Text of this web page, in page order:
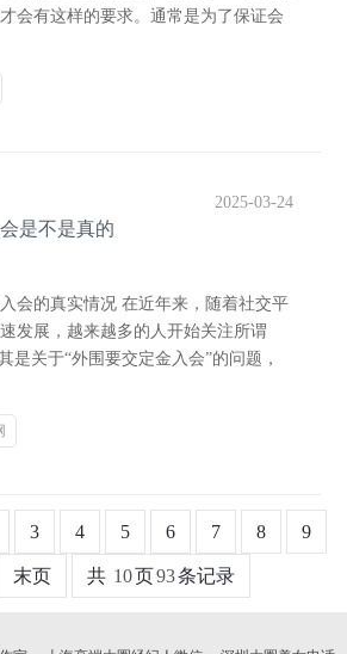
会有这样的要求。通常是为了保证会
是不是真的
2025-03-24
会的真实情况 在近年来，随着社交平
发展，越来越多的人开始关注所谓
是关于“外围要交定金入会”的问题，
3 4 5 6 7 8 9
末页 共 10页93条记录